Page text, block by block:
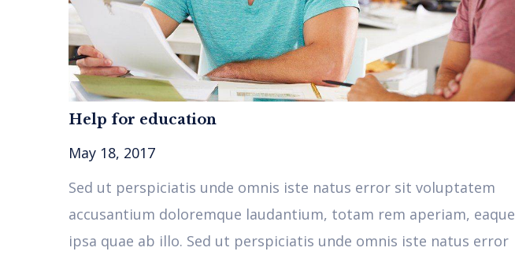
Help for education
May 18, 2017
Sed ut perspiciatis unde omnis iste natus error sit voluptatem
accusantium doloremque laudantium, totam rem aperiam, eaque
ipsa quae ab illo. Sed ut perspiciatis unde omnis iste natus error